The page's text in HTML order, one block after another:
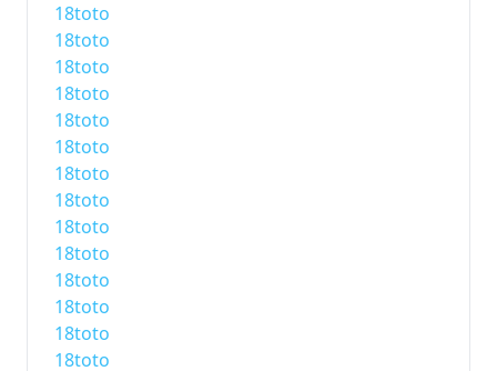
18toto
18toto
18toto
18toto
18toto
18toto
18toto
18toto
18toto
18toto
18toto
18toto
18toto
18toto